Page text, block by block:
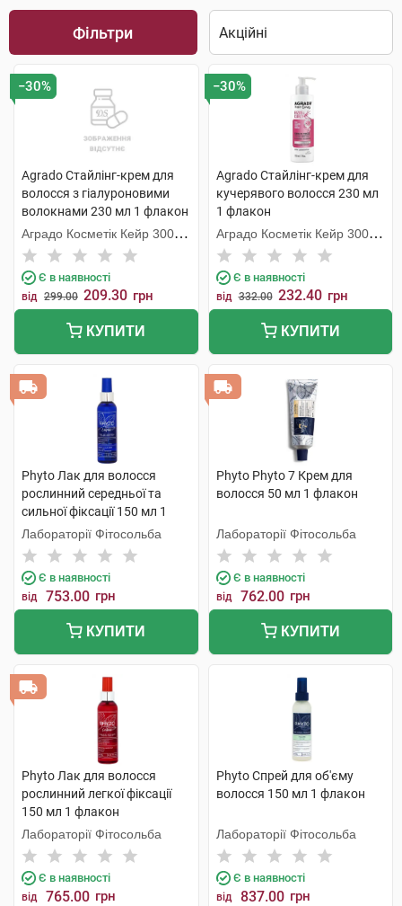
Фільтри
−30%
Agrado Стайлінг-крем для
волосся з гіалуроновими
волокнами 230 мл 1 флакон
Аградо Косметік Кейр 3000
С.Л.У.
Є в наявності
від 299.00 209.30 грн
КУПИТИ
−30%
Agrado Стайлінг-крем для
кучерявого волосся 230 мл
1 флакон
Аградо Косметік Кейр 3000
С.Л.У.
Є в наявності
від 332.00 232.40 грн
КУПИТИ
Phyto Лак для волосся
рослинний середньої та
сильної фіксації 150 мл 1
флакон
Лабораторії Фітосольба
Є в наявності
від 753.00 грн
КУПИТИ
Phyto Phyto 7 Крем для
волосся 50 мл 1 флакон
Лабораторії Фітосольба
Є в наявності
від 762.00 грн
КУПИТИ
Phyto Лак для волосся
рослинний легкої фіксації
150 мл 1 флакон
Лабораторії Фітосольба
Є в наявності
від 765.00 грн
Phyto Спрей для об'єму
волосся 150 мл 1 флакон
Лабораторії Фітосольба
Є в наявності
від 837.00 грн